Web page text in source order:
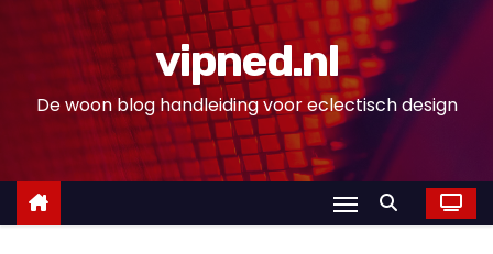
n
vipned.nl
De woon blog handleiding voor eclectisch design